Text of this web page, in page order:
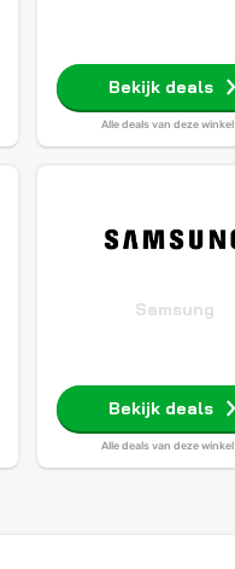
Bekijk deals
Alle deals van deze winkel
Samsung
Bekijk deals
Alle deals van deze winkel